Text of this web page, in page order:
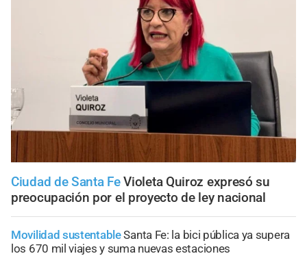
Ciudad de Santa Fe Violeta Quiroz expresó su
preocupación por el proyecto de ley nacional
Movilidad sustentableSanta Fe: la bici pública ya supera
los 670 mil viajes y suma nuevas estaciones